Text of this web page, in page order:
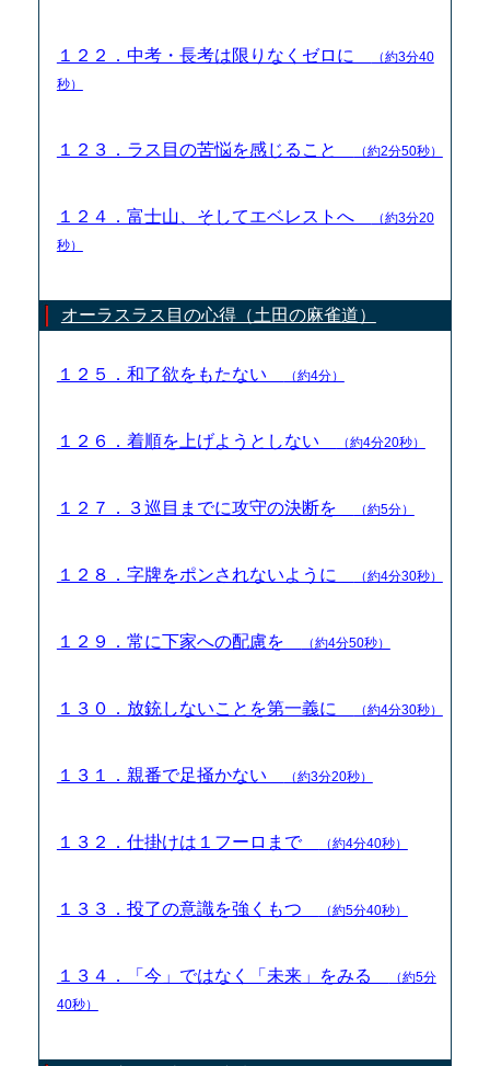
１２２．中考・長考は限りなくゼロに
（約3分40
秒）
１２３．ラス目の苦悩を感じること （約2分50秒）
１２４．富士山、そしてエベレストへ
（約3分20
秒）
オーラスラス目の心得（土田の麻雀道）
１２５．和了欲をもたない （約4分）
１２６．着順を上げようとしない （約4分20秒）
１２７．３巡目までに攻守の決断を （約5分）
１２８．字牌をポンされないように （約4分30秒）
１２９．常に下家への配慮を （約4分50秒）
１３０．放銃しないことを第一義に （約4分30秒）
１３１．親番で足掻かない （約3分20秒）
１３２．仕掛けは１フーロまで （約4分40秒）
１３３．投了の意識を強くもつ （約5分40秒）
１３４．「今」ではなく「未来」をみる
（約5分
40秒）